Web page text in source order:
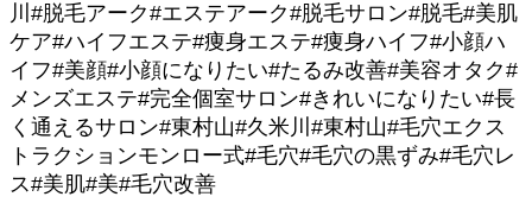
川#脱毛アーク#エステアーク#脱毛サロン#脱毛#美肌
ケア#ハイフエステ#痩身エステ#痩身ハイフ#小顔ハ
イフ#美顔#小顔になりたい#たるみ改善#美容オタク#
メンズエステ#完全個室サロン#きれいになりたい#長
く通えるサロン#東村山#久米川#東村山#毛穴エクス
トラクションモンロー式#毛穴#毛穴の黒ずみ#毛穴レ
ス#美肌#美#毛穴改善